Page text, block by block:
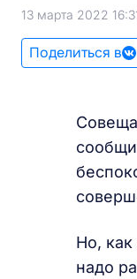
13 марта 2022
Поделиться в
Но,
надо